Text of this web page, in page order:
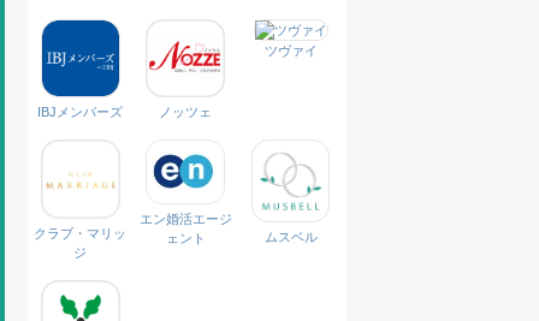
IBJメンバーズ ノッツェ
ツヴァイ
クラブ・マリッ
ジ
エン婚活エージ
ェント
ムスベル